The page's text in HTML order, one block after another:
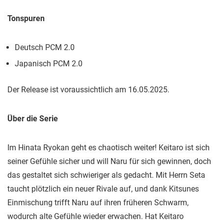
Tonspuren
Deutsch PCM 2.0
Japanisch PCM 2.0
Der Release ist voraussichtlich am 16.05.2025.
Über die Serie
Im Hinata Ryokan geht es chaotisch weiter! Keitaro ist sich
seiner Gefühle sicher und will Naru für sich gewinnen, doch
das gestaltet sich schwieriger als gedacht. Mit Herrn Seta
taucht plötzlich ein neuer Rivale auf, und dank Kitsunes
Einmischung trifft Naru auf ihren früheren Schwarm,
wodurch alte Gefühle wieder erwachen. Hat Keitaro